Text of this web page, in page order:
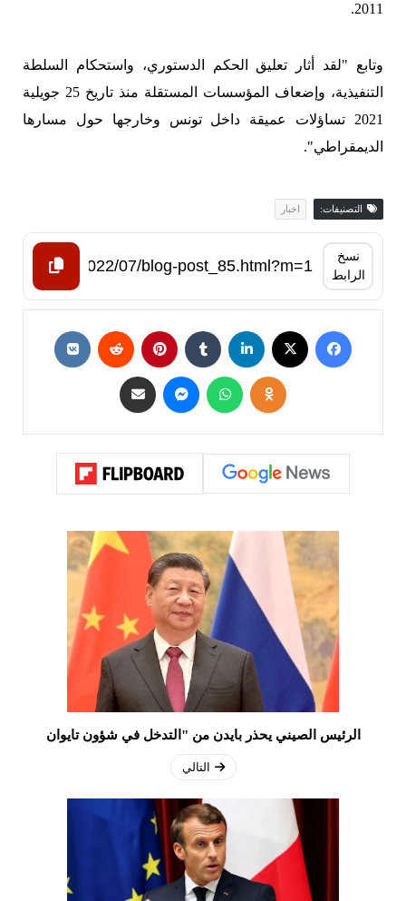
2011.
وتابع "لقد أثار تعليق الحكم الدستوري، واستحكام السلطة
التنفيذية، وإضعاف المؤسسات المستقلة منذ تاريخ 25 جويلية
2021 تساؤلات عميقة داخل تونس وخارجها حول مسارها
الديمقراطي".
التصنيفات: اخبار
نسخ
الرابط
الرئيس الصيني يحذر بايدن من "التدخل في شؤون تايوان
التالي